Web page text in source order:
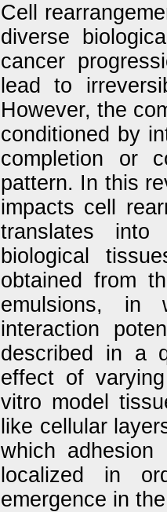
Cell
diverse
cancer
lead to
However, the
conditioned by
completion or
pattern. In this
impacts cell
translates into
biological
obtained from
emulsions, in
interaction
described in a
effect of
vitro model
like cellular
which
localized in
emergence in